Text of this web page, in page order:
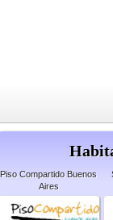
Piso Compartido Buenos
Aires